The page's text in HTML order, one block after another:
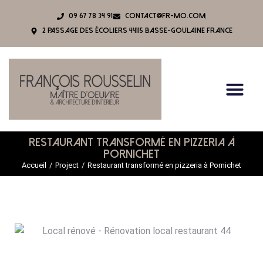
09 67 78 34 91
contact@fr-mo.com
2 Passage des écoliers 44115 BASSE-GOULAINE France
Restaurant transformé en pizzeria à
Pornichet
Vous êtes ici :
Accueil Project Restaurant transformé en pizzeria à Pornichet